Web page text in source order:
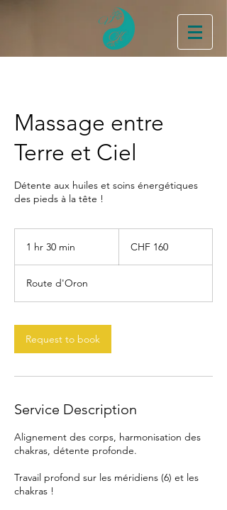
Massage entre
Terre et Ciel
Détente aux huiles et soins énergétiques
des pieds à la tête !
1 hr 30 min
0
m
n
francsCHF 160
Route d'Oron
Request to book
Service Description
Alignement des corps, harmonisation des
chakras, détente profonde.
Travail profond sur les méridiens (6) et les
chakras !